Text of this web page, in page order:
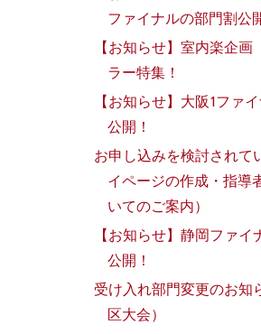
ファイナルの部門割公
【お知らせ】室内楽企
ラー特集！
【お知らせ】大阪1ファ
公開！
お申し込みを検討されて
イページの作成・指導
いてのご案内）
【お知らせ】静岡ファイ
公開！
受け入れ部門変更のお知
区大会）